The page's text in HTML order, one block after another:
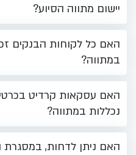
יישום מתווה הסיוע?
האם כל לקוחות הבנקים
במתווה?
האם עסקאות קרדיט
נכללות במתווה?
האם ניתן לדחות, במסגרת